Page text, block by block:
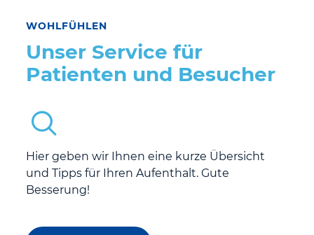
WOHLFÜHLEN
Unser Service für
Patienten und Besucher
Hier geben wir Ihnen eine kurze Übersicht
und Tipps für Ihren Aufenthalt. Gute
Besserung!